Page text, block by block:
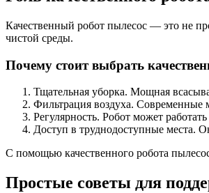
Качественный робот пылесос — это не
чистой среды.
Почему стоит выбрать
Тщательная уборка. Мощная
Фильтрация воздуха.
Регулярность. Робот может
Доступ в труднодоступные места.
С помощью качественного робота
Простые советы для